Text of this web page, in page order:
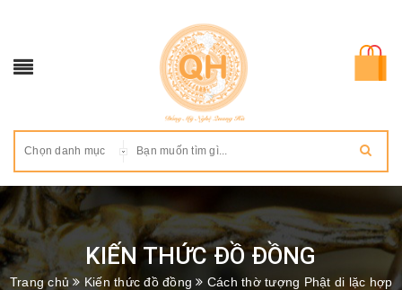
Chọn danh mục
KIẾN THỨC ĐỒ ĐỒNG
Trang chủ Kiến thức đồ đồng
Cách thờ tượng Phật di lặc hợp